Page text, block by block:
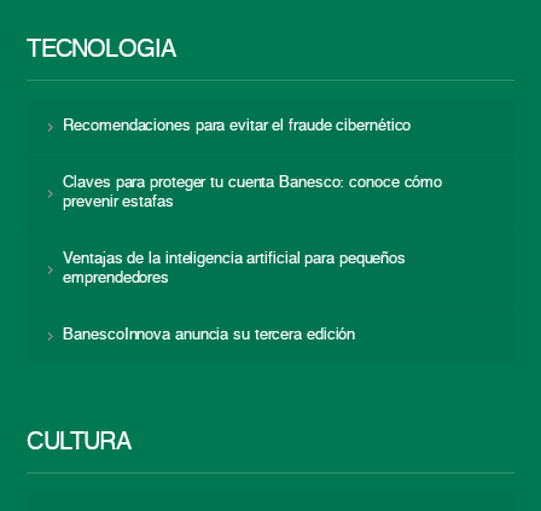
TECNOLOGÍA
Recomendaciones para evitar el fraude cibernético
Claves para proteger tu cuenta Banesco: conoce cómo
prevenir estafas
Ventajas de la inteligencia artificial para pequeños
emprendedores
BanescoInnova anuncia su tercera edición
CULTURA